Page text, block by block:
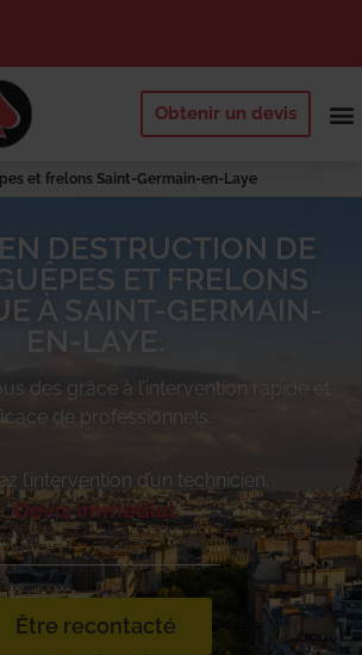
Obtenir un devis
et frelons Saint-Germain-en-Laye
DESTRUCTION DE
ET FRELONS
À SAINT-GERMAIN-
EN-LAYE.
des grâce à l’intervention rapide et
de professionnels.
l’intervention d’un technicien.
Devis immédiat
Être recontacté